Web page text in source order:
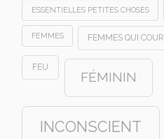
ESSENTIELLES PETITES CHOSES
FEMMES FEMMES QUI
FEU
FÉMININ
INCONSCIENT